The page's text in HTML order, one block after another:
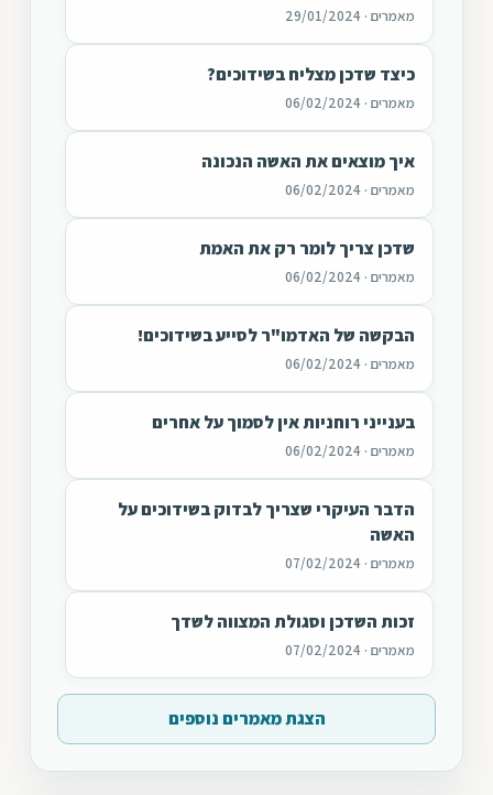
מאמרים · 29/01/2024
כיצד שדכן מצליח בשידוכים?
מאמרים · 06/02/2024
איך מוצאים את האשה הנכונה
מאמרים · 06/02/2024
שדכן צריך לומר רק את האמת
מאמרים · 06/02/2024
הבקשה של האדמו"ר לסייע בשידוכים!
מאמרים · 06/02/2024
בענייני רוחניות אין לסמוך על אחרים
מאמרים · 06/02/2024
הדבר העיקרי שצריך לבדוק בשידוכים על
האשה
מאמרים · 07/02/2024
זכות השדכן וסגולת המצווה לשדך
מאמרים · 07/02/2024
הצגת מאמרים נוספים